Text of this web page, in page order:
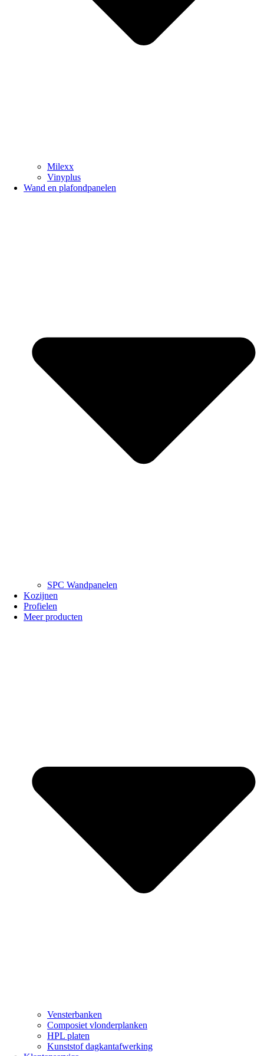
Milexx
Vinyplus
Wand en plafondpanelen
SPC Wandpanelen
Kozijnen
Profielen
Meer producten
Vensterbanken
Composiet vlonderplanken
HPL platen
Kunststof dagkantafwerking